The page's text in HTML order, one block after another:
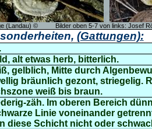
(Landau) © Bilder oben 5-7 von links: Josef
(Gattungen):
alt etwas herb, bitterlich.
gelblich, Mitte durch
bräunlich gezont, striegelig.
weiß bis braun.
zäh. Im oberen Bereich
Linie voneinander
diese Schicht nicht oder